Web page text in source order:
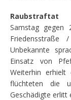
Raubstraftat
Samstag gegen
Friedensstraße
Unbekannte
Einsatz von
Weiterhin erhielt
flüchteten die
Geschädigte erlitt